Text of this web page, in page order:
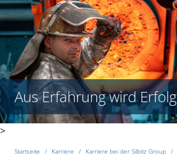
Aus Erfahrung wird Erfolg
>
Startseite Karriere Karriere bei der Silbitz Group